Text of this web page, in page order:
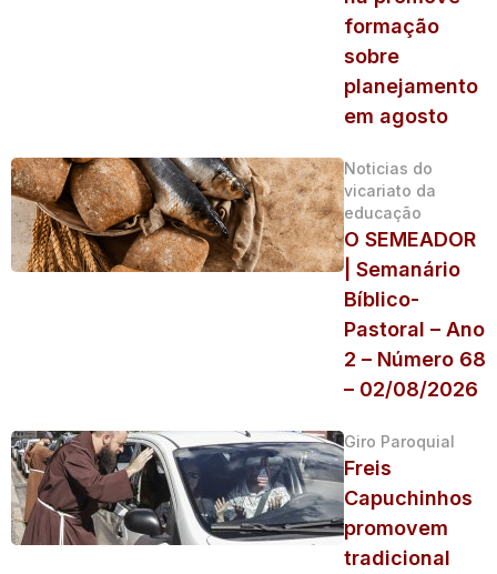
formação
sobre
planejamento
em agosto
Noticias do
vicariato da
educação
O SEMEADOR
| Semanário
Bíblico-
Pastoral – Ano
2 – Número 68
– 02/08/2026
Giro Paroquial
Freis
Capuchinhos
promovem
tradicional